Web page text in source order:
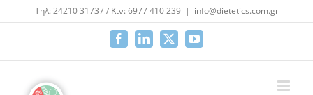
Μετάβαση
στο
Τηλ: 24210 31737 / Κιν: 6977 410 239 | info@dietetics.com.gr
FacebookLinkedIn
X YouTube